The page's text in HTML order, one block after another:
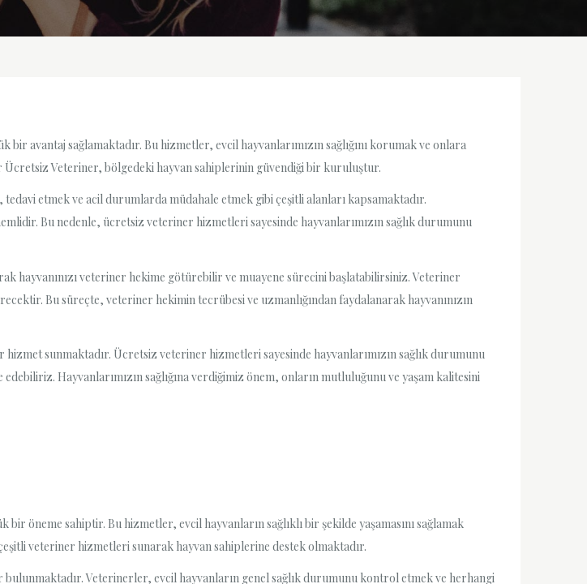
avantaj sağlamaktadır. Bu hizmetler, evcil hayvanlarımızın sağlığını korumak ve onlara
Ücretsiz Veteriner, bölgedeki hayvan sahiplerinin güvendiği bir kuruluştur.
etmek ve acil durumlarda müdahale etmek gibi çeşitli alanları kapsamaktadır.
Bu nedenle, ücretsiz veteriner hizmetleri sayesinde hayvanlarımızın sağlık durumunu
hayvanınızı veteriner hekime götürebilir ve muayene sürecini başlatabilirsiniz. Veteriner
Bu süreçte, veteriner hekimin tecrübesi ve uzmanlığından faydalanarak hayvanınızın
hizmet sunmaktadır. Ücretsiz veteriner hizmetleri sayesinde hayvanlarımızın sağlık durumunu
Hayvanlarımızın sağlığına verdiğimiz önem, onların mutluluğunu ve yaşam kalitesini
öneme sahiptir. Bu hizmetler, evcil hayvanların sağlıklı bir şekilde yaşamasını sağlamak
veteriner hizmetleri sunarak hayvan sahiplerine destek olmaktadır.
Veterinerler, evcil hayvanların genel sağlık durumunu kontrol etmek ve herhangi